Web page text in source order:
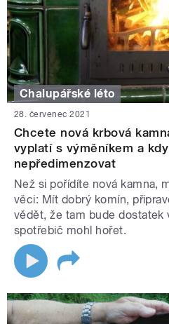
Chalupářské léto
28. červenec 2021
Chcete nová krbová
vyplatí s výměníkem a
nepředimenzovat
Než si pořídíte nová kamna,
věci: Mít dobrý komín,
vědět, že tam bude dostatek
spotřebič mohl hořet.